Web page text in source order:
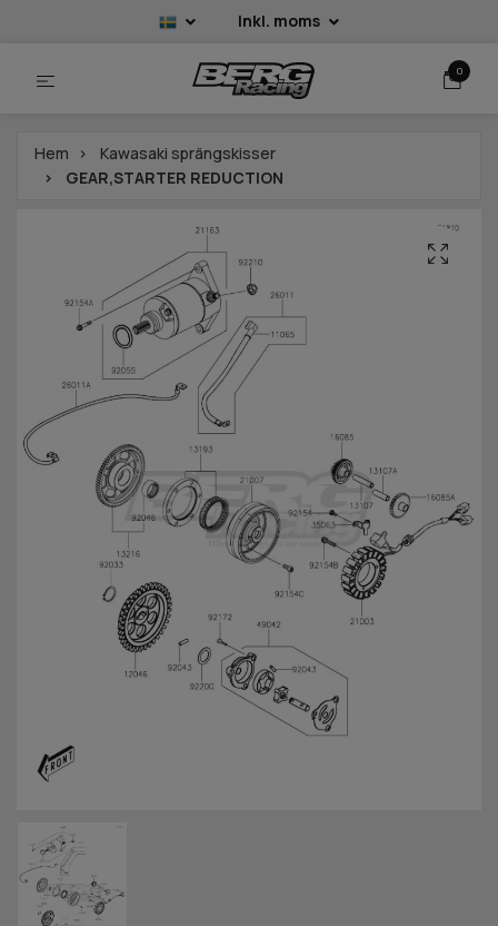
Inkl. moms
0
Hem
Kawasaki sprängskisser
GEAR,STARTER REDUCTION